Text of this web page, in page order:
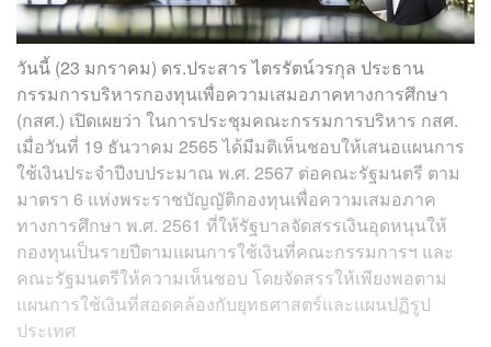
วันนี้ (23 มกราคม) ดร.ประสาร ไตรรัตน์วรกุล ประธาน
กรรมการบริหารกองทุนเพื่อความเสมอภาคทางการศึกษา
(กสศ.) เปิดเผยว่า ในการประชุมคณะกรรมการบริหาร กสศ.
เมื่อวันที่ 19 ธันวาคม 2565 ได้มีมติเห็นชอบให้เสนอแผนการ
ใช้เงินประจำปีงบประมาณ พ.ศ. 2567 ต่อคณะรัฐมนตรี ตาม
มาตรา 6 แห่งพระราชบัญญัติกองทุนเพื่อความเสมอภาค
ทางการศึกษา พ.ศ. 2561 ที่ให้รัฐบาลจัดสรรเงินอุดหนุนให้
กองทุนเป็นรายปีตามแผนการใช้เงินที่คณะกรรมการฯ และ
คณะรัฐมนตรีให้ความเห็นชอบ โดยจัดสรรให้เพียงพอตาม
แผนการใช้เงินที่สอดคล้องกับยุทธศาสตร์และแผนปฏิรูป
ประเทศ